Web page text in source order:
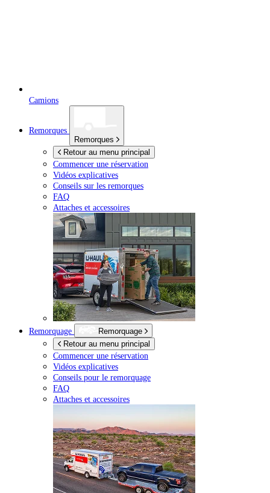
Camions
Remorques
Remorques
Retour au menu principal
Commencer une réservation
Vidéos explicatives
Conseils sur les remorques
FAQ
Attaches et accessoires
Remorquage
Remorquage
Retour au menu principal
Commencer une réservation
Vidéos explicatives
Conseils pour le remorquage
FAQ
Attaches et accessoires